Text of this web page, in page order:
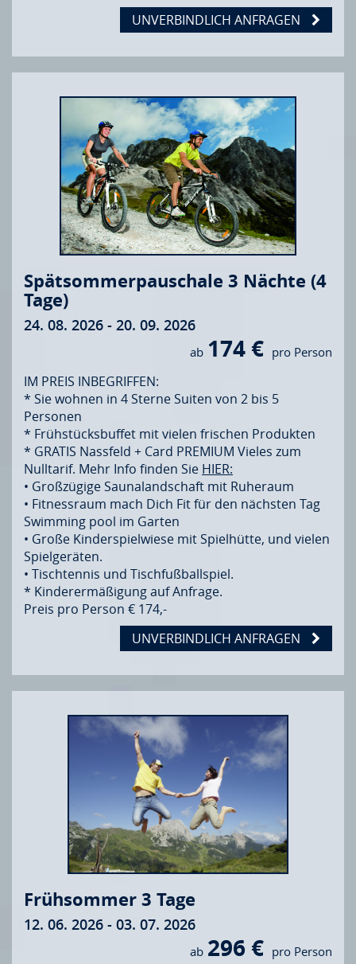
UNVERBINDLICH ANFRAGEN
Spätsommerpauschale 3 Nächte (4
Tage)
24. 08. 2026 - 20. 09. 2026
ab 174 € pro Person
IM PREIS INBEGRIFFEN:
* Sie wohnen in 4 Sterne Suiten von 2 bis 5
Personen
* Frühstücksbuffet mit vielen frischen Produkten
* GRATIS Nassfeld + Card PREMIUM Vieles zum
Nulltarif. Mehr Info finden Sie HIER:
• Großzügige Saunalandschaft mit Ruheraum
• Fitnessraum mach Dich Fit für den nächsten Tag
Swimming pool im Garten
• Große Kinderspielwiese mit Spielhütte, und vielen
Spielgeräten.
• Tischtennis und Tischfußballspiel.
* Kinderermäßigung auf Anfrage.
Preis pro Person € 174,-
UNVERBINDLICH ANFRAGEN
Frühsommer 3 Tage
12. 06. 2026 - 03. 07. 2026
ab 296 € pro Person